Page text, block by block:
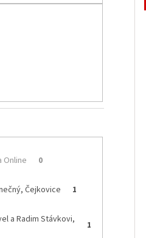
Online 0
Čejkovice 1
a Radim Stávkovi,
1